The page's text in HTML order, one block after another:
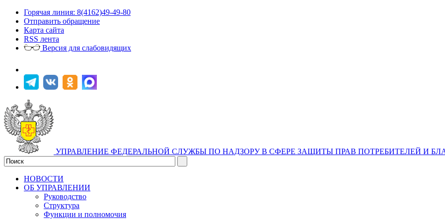
Горячая линия: 8(4162)49-49-80
Отправить обращение
Карта сайта
RSS лента
Версия для слабовидящих
УПРАВЛЕНИЕ ФЕДЕРАЛЬНОЙ СЛУЖБЫ ПО НАДЗОРУ В СФЕРЕ ЗАЩИТЫ ПРАВ ПОТРЕБИТЕЛЕЙ И
НОВОСТИ
ОБ УПРАВЛЕНИИ
Руководство
Структура
Функции и полномочия